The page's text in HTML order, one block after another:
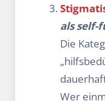
als self-
Die
Wer